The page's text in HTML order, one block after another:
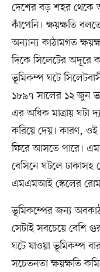
দেশের বড় শহর থেকে
কাঁপেনি। ক্ষয়ক্ষতি
অন্যান্য কাঠামগত
দিকে সিলেটের অদূরে
ভূমিকম্প ঘটে
১৮৯৭ সালের ১২ জুন
এর অধিক মাত্রায় ঘটা
করিয়ে দেয়। কারণ,
ফিরে আসতে পারে।
বেসিনে ঘটলে
এমএমআই স্কেলের
ভূমিকম্পের জন্য
সেটাই সবচেয়ে বেশি
ঘটে যাওয়া ভূমিকম্প
সচেতনতা ক্ষয়ক্ষতি